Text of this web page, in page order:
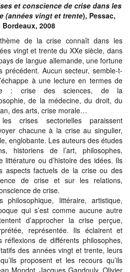
et conscience de crise dans les
(années vingt et trente), Pessac,
2008
de la crise connaît dans les
vingt et trente du XXe siècle, dans
de langue allemande, une fortune
précédent. Aucun secteur, semble-t-
à une lecture en termes de
: crise des sciences, de la
de la médecine, du droit, du
des arts, crise morale…
crises sectorielles paraissent
chacune à la crise au singulier,
englobante. Les auteurs des études
historiens de l’art, philosophes,
littérature ou d’histoire des idées. Ils
aspects factuels de la crise ou des
de crise et sur les relations,
de crise.
philosophique, littéraire, artistique,
qui s’est comme aucune autre
d’approcher la crise perçue,
représentée. Ils éclairent et
de différents philosophes,
des années vingt et trente, leurs
proposent et les recours qu’ils